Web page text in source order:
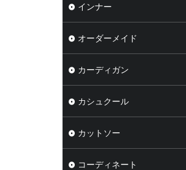
インナー
オーダーメイド
カーディガン
カシュクール
カットソー
コーディネート